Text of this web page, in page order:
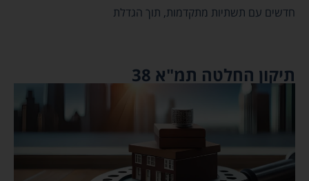
חדשים עם תשתיות מתקדמות, תוך הגדלת
תיקון החלטה תמ"א 38